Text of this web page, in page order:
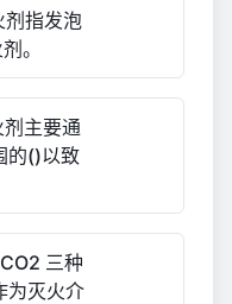
指发泡
。
主要通
的()以致
三种
为灭火介